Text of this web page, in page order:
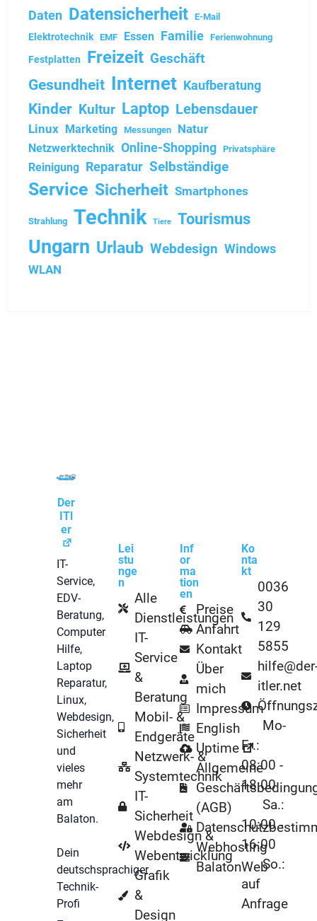
Daten Datensicherheit E-Mail
Elektrotechnik EMF Essen Familie Ferienwohnung
Festplatten Freizeit Geschäft
Gesundheit Internet Kaufberatung
Kinder Kultur Laptop Lebensdauer
Linux Marketing Messungen Natur
Netzwerktechnik Online-Shopping Privatsphäre
Reinigung Reparatur Selbständige
Service Sicherheit Smartphones
Strahlung Technik Tiere Tourismus
Ungarn Urlaub Webdesign Windows
WLAN
Der
ITl
er
IT-
Service,
EDV-
Beratung,
Computer
Hilfe,
Laptop
Reparatur,
Linux,
Webdesign,
Sicherheit
und
vieles
mehr
am
Balaton.
Dein
deutschsprachiger
Technik-
Profi
Lei
stu
nge
n
Alle
Dienstleistungen
IT-
Service
&
Beratung
Mobil- &
Endgeräte
Netzwerk- &
Systemtechnik
IT-
Sicherheit
Webdesign &
Webentwicklung
Grafik
&
Design
Inf
or
ma
tion
en
Preise
Anfahrt
Kontakt
Über
mich
Impressum
English
Uptime
Allgemeine
(AGB)
Webhosting
BalatonWeb
Ko
nta
kt
0036
30
129
5855
itler.net
Mo-
Fr.:
08:00 -
18:00
Sa.:
10:00 -
16:00
So.:
auf
Anfrage